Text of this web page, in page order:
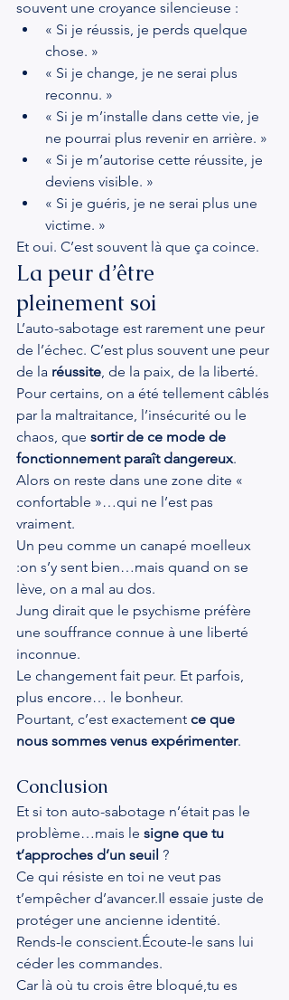
souvent une croyance silencieuse :
« Si je réussis, je perds quelque
chose. »
« Si je change, je ne serai plus
reconnu. »
« Si je m’installe dans cette vie, je
ne pourrai plus revenir en arrière. »
« Si je m’autorise cette réussite, je
deviens visible. »
« Si je guéris, je ne serai plus une
victime. »
Et oui. C’est souvent là que ça coince.
La peur d’être
pleinement soi
L’auto-sabotage est rarement une peur
de l’échec. C’est plus souvent une peur
de la réussite, de la paix, de la liberté.
Pour certains, on a été tellement câblés
par la maltraitance, l’insécurité ou le
chaos, que sortir de ce mode de
fonctionnement paraît dangereux.
Alors on reste dans une zone dite «
confortable »…qui ne l’est pas
vraiment.
Un peu comme un canapé moelleux
:on s’y sent bien…mais quand on se
lève, on a mal au dos.
Jung dirait que le psychisme préfère
une souffrance connue à une liberté
inconnue.
Le changement fait peur. Et parfois,
plus encore… le bonheur.
Pourtant, c’est exactement ce que
nous sommes venus expérimenter.
Conclusion
Et si ton auto-sabotage n’était pas le
problème…mais le signe que tu
t’approches d’un seuil ?
Ce qui résiste en toi ne veut pas
t’empêcher d’avancer.Il essaie juste de
protéger une ancienne identité.
Rends-le conscient.Écoute-le sans lui
céder les commandes.
Car là où tu crois être bloqué,tu es